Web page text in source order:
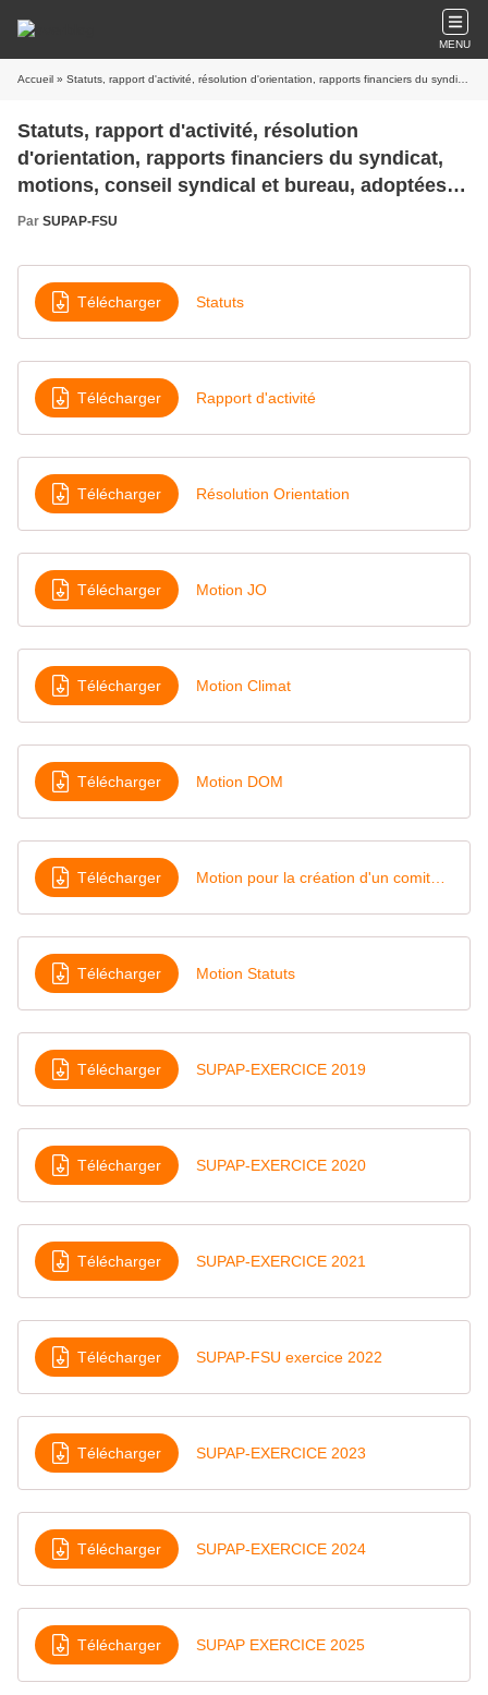
MENU
Accueil » Statuts, rapport d'activité, résolution d'orientation, rapports financiers du syndicat, motions, conseil syndical et bureau, adoptées au congrès des 26 et 27 juin 2023
Statuts, rapport d'activité, résolution
d'orientation, rapports financiers du syndicat,
motions, conseil syndical et bureau, adoptées
au congrès des 26 et 27 juin 2023
Par SUPAP-FSU
Télécharger Statuts
Télécharger Rapport d'activité
Télécharger Résolution Orientation
Télécharger Motion JO
Télécharger Motion Climat
Télécharger Motion DOM
Télécharger
Télécharger Motion Statuts
Télécharger SUPAP-EXERCICE 2019
Télécharger SUPAP-EXERCICE 2020
Télécharger SUPAP-EXERCICE 2021
Télécharger SUPAP-FSU exercice 2022
Télécharger SUPAP-EXERCICE 2023
Télécharger SUPAP-EXERCICE 2024
Télécharger SUPAP EXERCICE 2025